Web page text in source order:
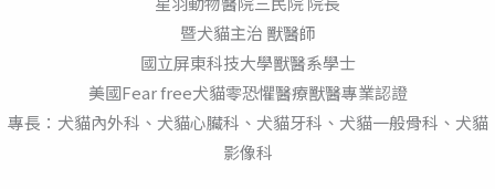
暨犬貓主治 獸醫師
國立屏東科技大學獸醫系學士
美國Fear free犬貓零恐懼醫療獸醫專業認證
專長：犬貓內外科、犬貓心臟科、犬貓牙科、犬貓一般骨科、犬貓
影像科